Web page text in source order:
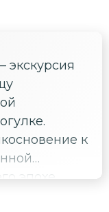
экскурсия
к
эпохе